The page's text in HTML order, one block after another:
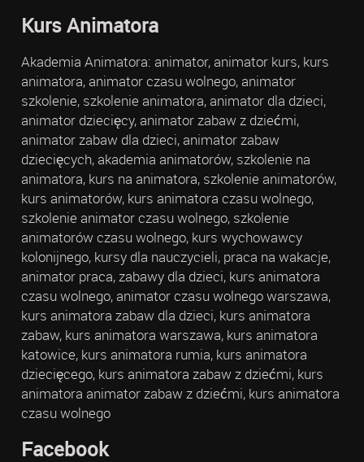
Kurs Animatora
Akademia Animatora: animator, animator kurs, kurs
animatora, animator czasu wolnego, animator
szkolenie, szkolenie animatora, animator dla dzieci,
animator dziecięcy, animator zabaw z dziećmi,
animator zabaw dla dzieci, animator zabaw
dziecięcych, akademia animatorów, szkolenie na
animatora, kurs na animatora, szkolenie animatorów,
kurs animatorów, kurs animatora czasu wolnego,
szkolenie animator czasu wolnego, szkolenie
animatorów czasu wolnego, kurs wychowawcy
kolonijnego, kursy dla nauczycieli, praca na wakacje,
animator praca, zabawy dla dzieci, kurs animatora
czasu wolnego, animator czasu wolnego warszawa,
kurs animatora zabaw dla dzieci, kurs animatora
zabaw, kurs animatora warszawa, kurs animatora
katowice, kurs animatora rumia, kurs animatora
dziecięcego, kurs animatora zabaw z dziećmi, kurs
animatora animator zabaw z dziećmi, kurs animatora
czasu wolnego
Facebook